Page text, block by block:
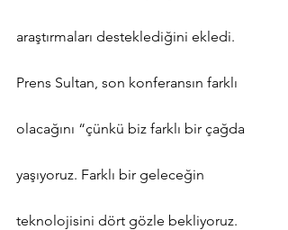
araştırmaları desteklediğini ekledi.
Prens Sultan, son konferansın farklı
olacağını “çünkü biz farklı bir çağda
yaşıyoruz. Farklı bir geleceğin
teknolojisini dört gözle bekliyoruz.